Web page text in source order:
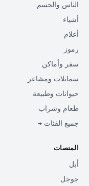
الناس والجسم
أشياء
أعلام
رموز
سفر وأماكن
سمايلات ومشاعر
حيوانات وطبيعة
طعام وشراب
جميع الفئات →
المنصات
أبل
جوجل